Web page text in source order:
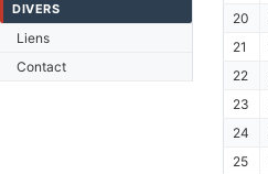
DIVERS
Liens
Contact
20
21
22
23
24
25